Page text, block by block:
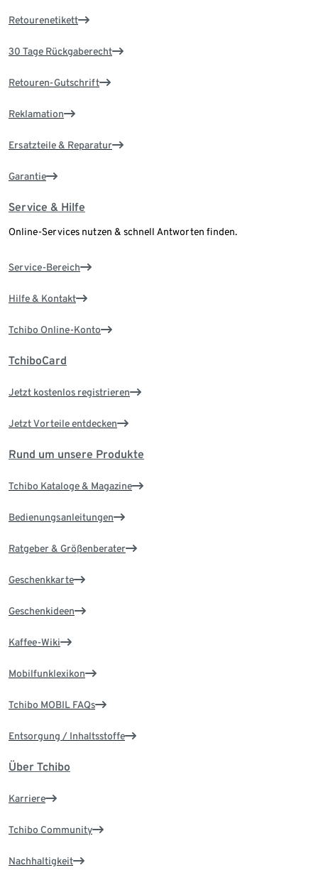
Retourenetikett
30 Tage Rückgaberecht
Retouren-Gutschrift
Reklamation
Ersatzteile & Reparatur
Garantie
Service & Hilfe
Online-Services nutzen & schnell Antworten finden.
Service-Bereich
Hilfe & Kontakt
Tchibo Online-Konto
TchiboCard
Jetzt kostenlos registrieren
Jetzt Vorteile entdecken
Rund um unsere Produkte
Tchibo Kataloge & Magazine
Bedienungsanleitungen
Ratgeber & Größenberater
Geschenkkarte
Geschenkideen
Kaffee-Wiki
Mobilfunklexikon
Tchibo MOBIL FAQs
Entsorgung / Inhaltsstoffe
Über Tchibo
Karriere
Tchibo Community
Nachhaltigkeit